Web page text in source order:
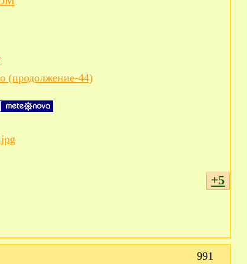
(продолжение-44)
+5
991